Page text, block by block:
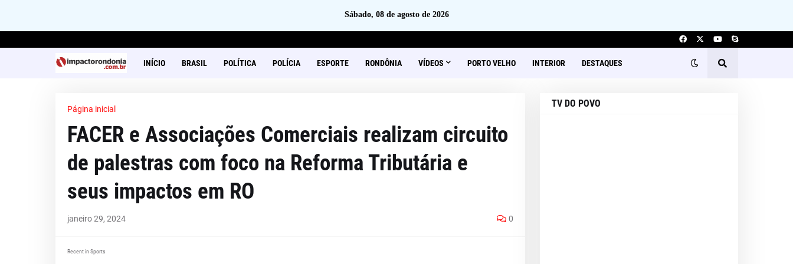
Sábado, 08 de agosto de 2026
INÍCIO BRASIL POLÍTICA POLÍCIA ESPORTE RONDÔNIA VÍDEOS PORTO VELHO INTERIOR DESTAQUES
Página inicial
FACER e Associações Comerciais realizam circuito
de palestras com foco na Reforma Tributária e
seus impactos em RO
janeiro 29, 2024 0
Recent in Sports
TV DO POVO